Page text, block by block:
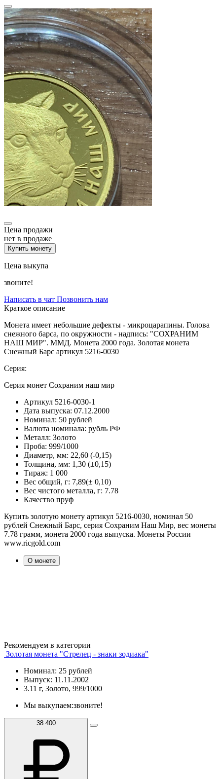
Цена продажи
нет в продаже
Купить монету
Цена выкупа
звоните!
Написать в чат Позвонить нам
Краткое описание
Монета имеет небольшие дефекты - микроцарапины. Голова
снежного барса, по окружности - надпись: "СОХРАНИМ
НАШ МИР". ММД. Монета 2000 года. Золотая монета
Снежный Барс артикул 5216-0030
Серия:
Серия монет Сохраним наш мир
Артикул 5216-0030-1
Дата выпуска: 07.12.2000
Номинал: 50 рублей
Валюта номинала: рубль РФ
Металл: Золото
Проба: 999/1000
Диаметр, мм: 22,60 (-0,15)
Толщина, мм: 1,30 (±0,15)
Тираж: 1 000
Вес общий, г: 7,89(± 0,10)
Вес чистого металла, г: 7.78
Качество пруф
Купить золотую монету артикул 5216-0030, номинал 50
рублей Снежный Барс, серия Сохраним Наш Мир, вес монеты
7.78 грамм, монета 2000 года выпуска. Монеты России
www.ricgold.com
О монете
Рекомендуем в категории
Золотая монета "Cтрелец - знаки зодиака"
Номинал: 25 рублей
Выпуск: 11.11.2002
3.11 г, Золото, 999/1000
Мы выкупаем:звоните!
38 400